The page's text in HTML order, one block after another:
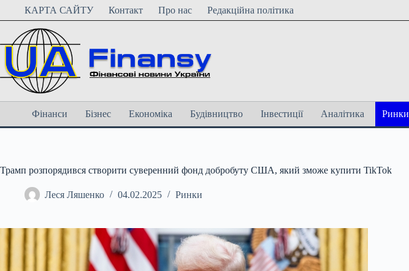
ПерейтиКАРТА САЙТУ Контакт Про нас Редакційна політика
Фінанси Бізнес Економіка Будівництво Інвестиції Аналітика Ринки
Трамп розпорядився створити суверенний фонд добробуту США, який зможе купити TikTok
Леся Ляшенко 04.02.2025 Ринки